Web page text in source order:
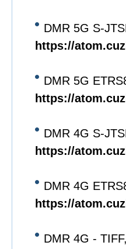
DMR 5G S-
https://
DMR 5G
https://
DMR 4G S-
https://
DMR 4G
https://
DMR 4G -